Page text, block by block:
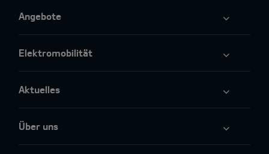
Angebote
Elektromobilität
Aktuelles
Über uns